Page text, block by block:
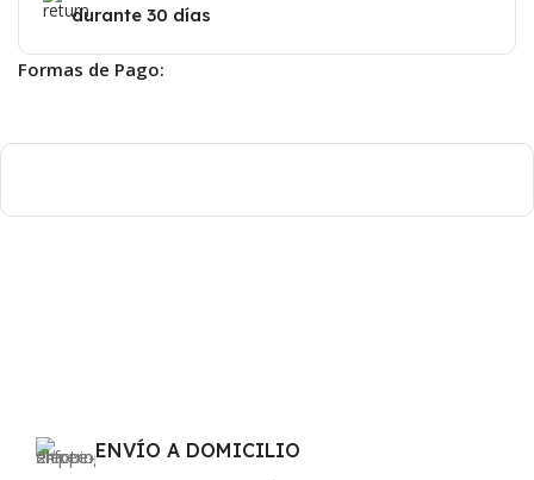
durante 30 días
Formas de Pago:
ENVÍO A DOMICILIO